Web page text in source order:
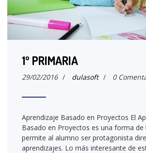
1º PRIMARIA
29/02/2016 / dulasoft / 0
Aprendizaje Basado en Proyectos El
Basado en Proyectos es una forma de
permite al alumno ser protagonista
aprendizajes. Lo más interesante de